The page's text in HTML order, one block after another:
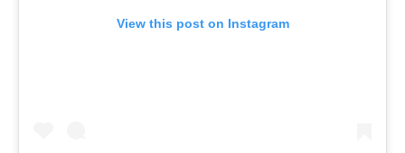
View this post on Instagram